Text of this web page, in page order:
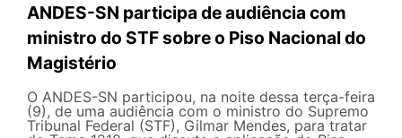
ANDES-SN participa de audiência com
ministro do STF sobre o Piso Nacional do
Magistério
O ANDES-SN participou, na noite dessa terça-feira
(9), de uma audiência com o ministro do Supremo
Tribunal Federal (STF), Gilmar Mendes, para tratar